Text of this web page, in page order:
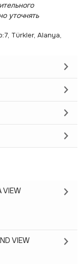
уточнять
Türkler, Alanya,
VIEW
VIEW